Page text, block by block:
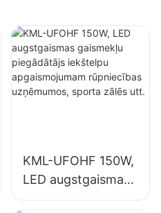
stacijām un
pazemes pārejām.
KML-UFOHF 150W,
LED augstgaismas
gaismekļu